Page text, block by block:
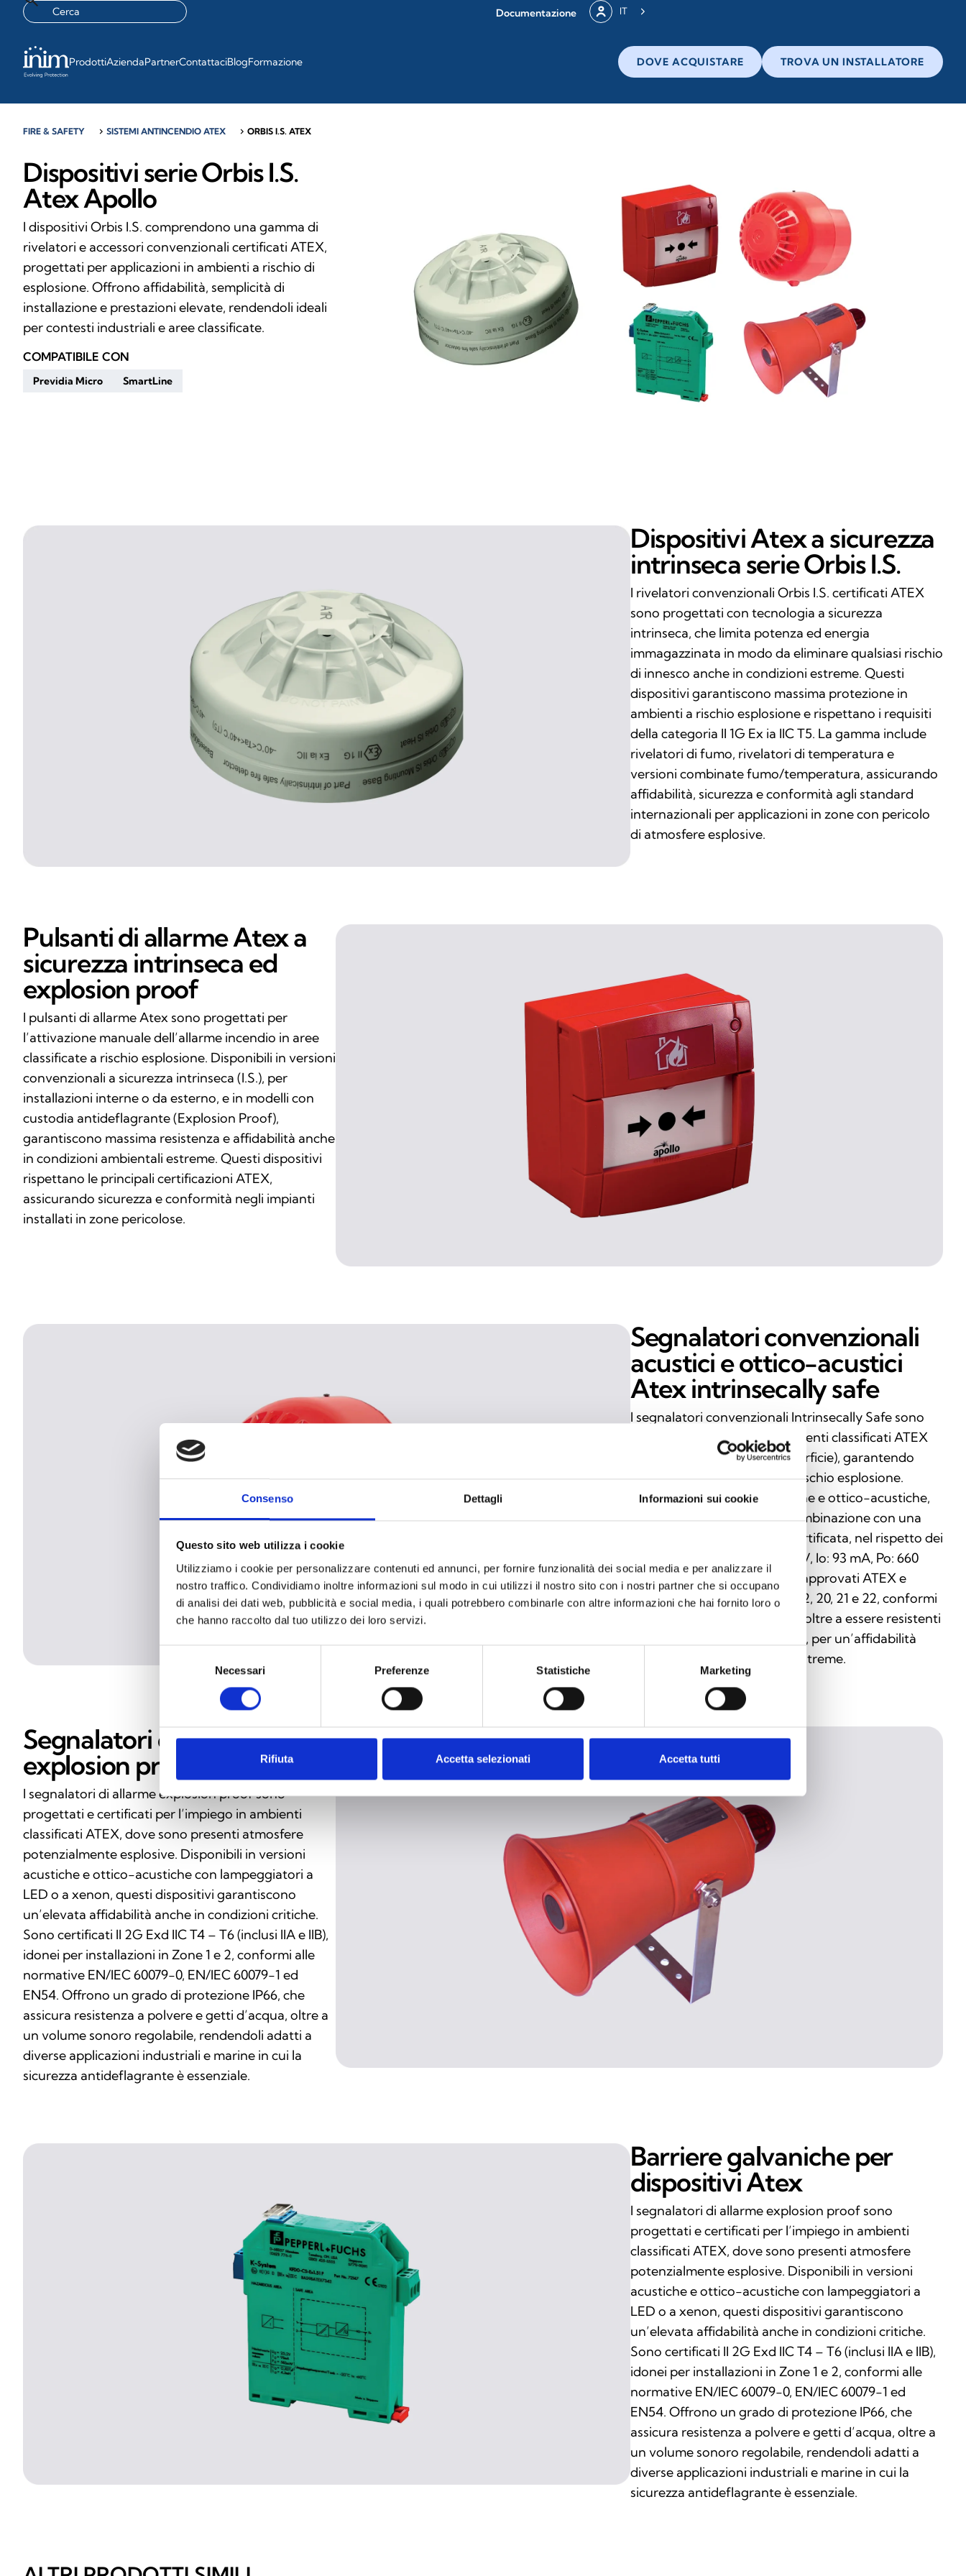
Consenso Dettagli Informazioni sui cookie
Questo sito web utilizza i cookie
Utilizziamo i cookie per personalizzare contenuti ed annunci, per fornire funzionalità dei social media e per analizzare il
nostro traffico. Condividiamo inoltre informazioni sul modo in cui utilizzi il nostro sito con i nostri partner che si occupano
di analisi dei dati web, pubblicità e social media, i quali potrebbero combinarle con altre informazioni che hai fornito loro o
che hanno raccolto dal tuo utilizzo dei loro servizi.
Necessari Preferenze Statistiche Marketing
Rifiuta Accetta selezionati Accetta tutti
Documentazione IT
ProdottiAziendaPartnerContattaciBlogFormazione DOVE ACQUISTARE TROVA UN INSTALLATORE
FIRE & SAFETY chevron_right SISTEMI ANTINCENDIO ATEX chevron_right ORBIS I.S. ATEX
Dispositivi serie Orbis I.S.
Atex Apollo
I dispositivi Orbis I.S. comprendono una gamma di
rivelatori e accessori convenzionali certificati ATEX,
progettati per applicazioni in ambienti a rischio di
esplosione. Offrono affidabilità, semplicità di
installazione e prestazioni elevate, rendendoli ideali
per contesti industriali e aree classificate.
COMPATIBILE CON
Previdia Micro SmartLine
Dispositivi Atex a sicurezza
intrinseca serie Orbis I.S.
I rivelatori convenzionali Orbis I.S. certificati ATEX
sono progettati con tecnologia a sicurezza
intrinseca, che limita potenza ed energia
immagazzinata in modo da eliminare qualsiasi rischio
di innesco anche in condizioni estreme. Questi
dispositivi garantiscono massima protezione in
ambienti a rischio esplosione e rispettano i requisiti
della categoria II 1G Ex ia IIC T5. La gamma include
rivelatori di fumo, rivelatori di temperatura e
versioni combinate fumo/temperatura, assicurando
affidabilità, sicurezza e conformità agli standard
internazionali per applicazioni in zone con pericolo
di atmosfere esplosive.
Pulsanti di allarme Atex a
sicurezza intrinseca ed
explosion proof
I pulsanti di allarme Atex sono progettati per
l’attivazione manuale dell’allarme incendio in aree
classificate a rischio esplosione. Disponibili in versioni
convenzionali a sicurezza intrinseca (I.S.), per
installazioni interne o da esterno, e in modelli con
custodia antideflagrante (Explosion Proof),
garantiscono massima resistenza e affidabilità anche
in condizioni ambientali estreme. Questi dispositivi
rispettano le principali certificazioni ATEX,
assicurando sicurezza e conformità negli impianti
installati in zone pericolose.
Segnalatori convenzionali
acustici e ottico-acustici
Atex intrinsecally safe
I segnalatori convenzionali Intrinsecally Safe sono
certificati per l’utilizzo in ambienti classificati ATEX
nei gruppi I (miniera) e II (superficie), garantendo
massima sicurezza in aree a rischio esplosione.
Disponibili in versioni acustiche e ottico-acustiche,
devono essere installati in combinazione con una
barriera Zener o galvanica certificata, nel rispetto dei
limiti elettrici previsti (Uo: 28 V, Io: 93 mA, Po: 660
mW). Questi dispositivi sono approvati ATEX e
IECEx, utilizzabili in Zone 0, 1, 2, 20, 21 e 22, conformi
agli standard EN e IEC 60079, oltre a essere resistenti
a polvere e agenti atmosferici, per un’affidabilità
elevata anche in condizioni estreme.
Segnalatori di allarme Atex
explosion proof
I segnalatori di allarme explosion proof sono
progettati e certificati per l’impiego in ambienti
classificati ATEX, dove sono presenti atmosfere
potenzialmente esplosive. Disponibili in versioni
acustiche e ottico-acustiche con lampeggiatori a
LED o a xenon, questi dispositivi garantiscono
un’elevata affidabilità anche in condizioni critiche.
Sono certificati II 2G Exd IIC T4 – T6 (inclusi IIA e IIB),
idonei per installazioni in Zone 1 e 2, conformi alle
normative EN/IEC 60079-0, EN/IEC 60079-1 ed
EN54. Offrono un grado di protezione IP66, che
assicura resistenza a polvere e getti d’acqua, oltre a
un volume sonoro regolabile, rendendoli adatti a
diverse applicazioni industriali e marine in cui la
sicurezza antideflagrante è essenziale.
Barriere galvaniche per
dispositivi Atex
I segnalatori di allarme explosion proof sono
progettati e certificati per l’impiego in ambienti
classificati ATEX, dove sono presenti atmosfere
potenzialmente esplosive. Disponibili in versioni
acustiche e ottico-acustiche con lampeggiatori a
LED o a xenon, questi dispositivi garantiscono
un’elevata affidabilità anche in condizioni critiche.
Sono certificati II 2G Exd IIC T4 – T6 (inclusi IIA e IIB),
idonei per installazioni in Zone 1 e 2, conformi alle
normative EN/IEC 60079-0, EN/IEC 60079-1 ed
EN54. Offrono un grado di protezione IP66, che
assicura resistenza a polvere e getti d’acqua, oltre a
un volume sonoro regolabile, rendendoli adatti a
diverse applicazioni industriali e marine in cui la
sicurezza antideflagrante è essenziale.